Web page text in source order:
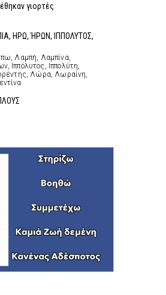
γιορτές
ΗΡΩ, ΉΡΩΝ, ΙΠΠΟΛΥΤΟΣ,
Λαμπή, Λαμπίνα,
Ιππολύτη,
Λώρα, Λωραίνη,